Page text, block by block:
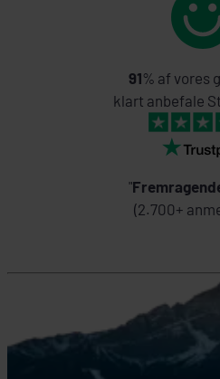
91% af vores
klart anbefale
"
(2.700+